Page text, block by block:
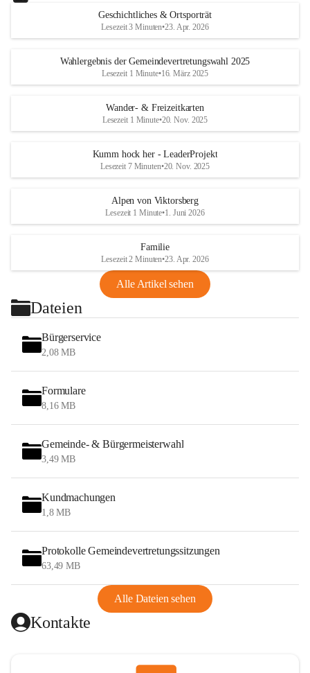
Geschichtliches & Ortsporträt
Lesezeit 3 Minuten•23. Apr. 2026
Wahlergebnis der Gemeindevertretungswahl 2025
Lesezeit 1 Minute•16. März 2025
Wander- & Freizeitkarten
Lesezeit 1 Minute•20. Nov. 2025
Kumm hock her - LeaderProjekt
Lesezeit 7 Minuten•20. Nov. 2025
Alpen von Viktorsberg
Lesezeit 1 Minute•1. Juni 2026
Familie
Lesezeit 2 Minuten•23. Apr. 2026
Alle Artikel sehen
Dateien
Bürgerservice
2,08 MB
Formulare
8,16 MB
Gemeinde- & Bürgermeisterwahl
3,49 MB
Kundmachungen
1,8 MB
Protokolle Gemeindevertretungssitzungen
63,49 MB
Alle Dateien sehen
Kontakte